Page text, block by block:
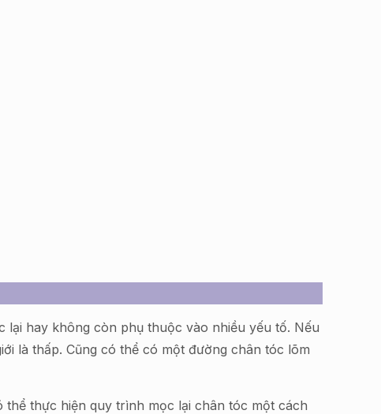
hay không còn phụ thuộc vào nhiều yếu tố. Nếu
là thấp. Cũng có thể có một đường chân tóc lõm
thực hiện quy trình mọc lại chân tóc một cách